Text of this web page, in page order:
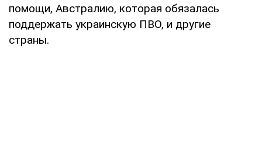
помощи, Австралию, которая обязалась
поддержать украинскую ПВО, и другие
страны.